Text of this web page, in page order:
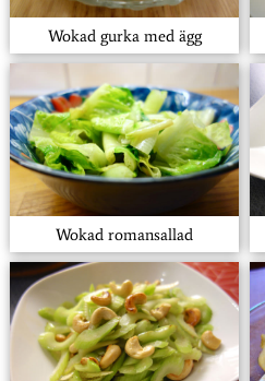
Wokad gurka med ägg
Wokad romansallad